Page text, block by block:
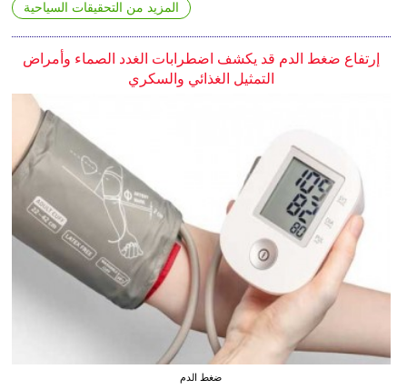
المزيد من التحقيقات السياحية
إرتفاع ضغط الدم قد يكشف اضطرابات الغدد الصماء وأمراض
التمثيل الغذائي والسكري
ضغط الدم